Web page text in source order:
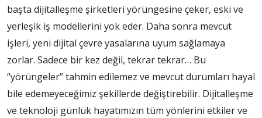
başta dijitalleşme şirketleri yörüngesine çeker, eski ve
yerleşik iş modellerini yok eder. Daha sonra mevcut
işleri, yeni dijital çevre yasalarına uyum sağlamaya
zorlar. Sadece bir kez değil, tekrar tekrar… Bu
“yörüngeler” tahmin edilemez ve mevcut durumları hayal
bile edemeyeceğimiz şekillerde değiştirebilir. Dijitalleşme
ve teknoloji günlük hayatımızın tüm yönlerini etkiler ve